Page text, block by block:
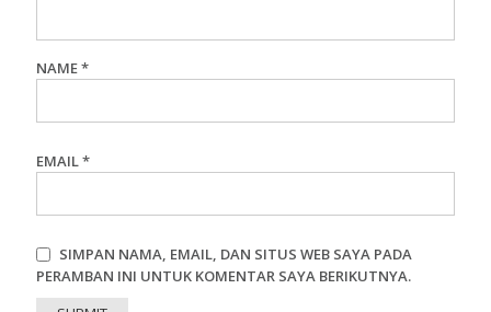
NAME*
EMAIL*
SIMPAN NAMA, EMAIL, DAN SITUS WEB SAYA PADA
PERAMBAN INI UNTUK KOMENTAR SAYA BERIKUTNYA.